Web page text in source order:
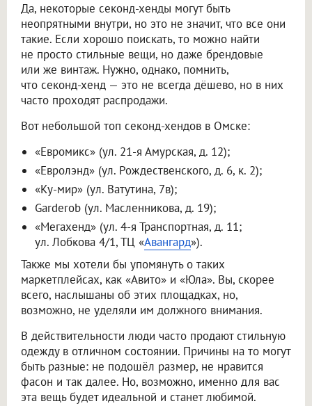
Да, некоторые секонд-хенды могут быть
неопрятными внутри, но это не значит, что все они
такие. Если хорошо поискать, то можно найти
не просто стильные вещи, но даже брендовые
или же винтаж. Нужно, однако, помнить,
что секонд-хенд — это не всегда дёшево, но в них
часто проходят распродажи.
Вот небольшой топ секонд-хендов в Омске:
«Евромикс» (ул. 21-я Амурская, д. 12);
«Евролэнд» (ул. Рождественского, д. 6, к. 2);
«Ку-мир» (ул. Ватутина, 7в);
Garderob (ул. Масленникова, д. 19);
«Мегахенд» (ул. 4-я Транспортная, д. 11;
ул. Лобкова 4/1, ТЦ «Авангард»).
Также мы хотели бы упомянуть о таких
маркетплейсах, как «Авито» и «Юла». Вы, скорее
всего, наслышаны об этих площадках, но,
возможно, не уделяли им должного внимания.
В действительности люди часто продают стильную
одежду в отличном состоянии. Причины на то могут
быть разные: не подошёл размер, не нравится
фасон и так далее. Но, возможно, именно для вас
эта вещь будет идеальной и станет любимой.